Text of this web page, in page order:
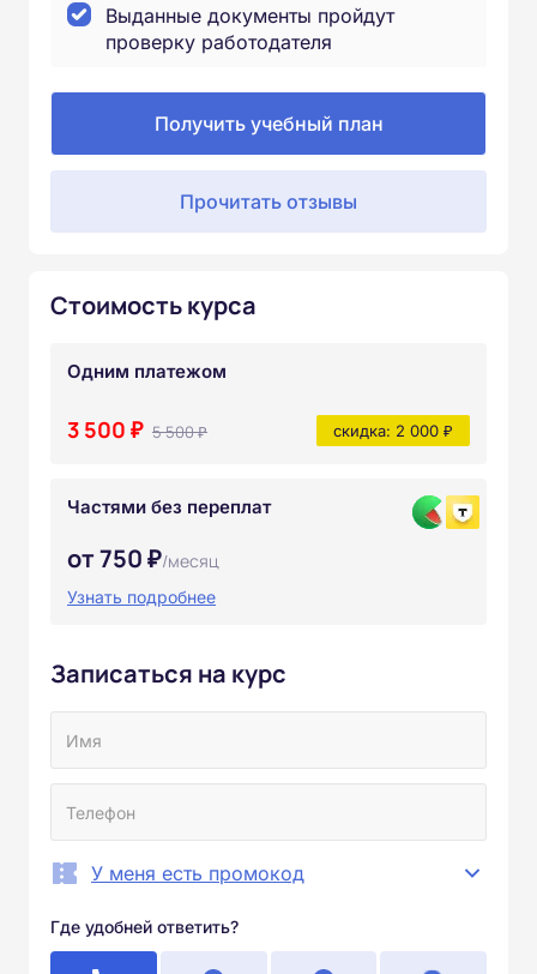
Выданные документы пройдут
проверку работодателя
Получить учебный план
Прочитать отзывы
Стоимость курса
Одним платежом
3 500 ₽ 5 500 ₽ скидка: 2 000 ₽
Частями без переплат
от 750 ₽/месяц
Узнать подробнее
Записаться на курс
У меня есть промокод
Где удобней ответить?